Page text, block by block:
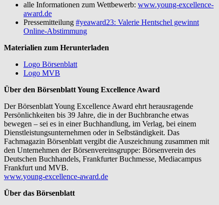
alle Informationen zum Wettbewerb: www.young-excellence-
award.de
Pressemitteilung #yeaward23: Valerie Hentschel gewinnt
Online-Abstimmung
Materialien zum Herunterladen
Logo Börsenblatt
Logo MVB
Über den Börsenblatt Young Excellence Award
Der Börsenblatt Young Excellence Award ehrt herausragende
Persönlichkeiten bis 39 Jahre, die in der Buchbranche etwas
bewegen – sei es in einer Buchhandlung, im Verlag, bei einem
Dienstleistungsunternehmen oder in Selbständigkeit. Das
Fachmagazin Börsenblatt vergibt die Auszeichnung zusammen mit
den Unternehmen der Börsenvereinsgruppe: Börsenverein des
Deutschen Buchhandels, Frankfurter Buchmesse, Mediacampus
Frankfurt und MVB.
www.young-excellence-award.de
Über das Börsenblatt